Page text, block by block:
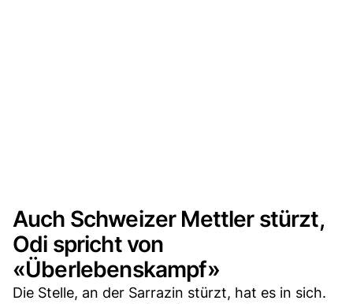
Auch Schweizer Mettler stürzt,
Odi spricht von
«Überlebenskampf»
Die Stelle, an der Sarrazin stürzt, hat es in sich.